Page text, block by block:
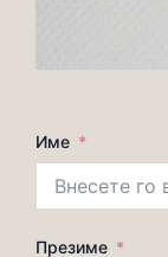
Име
Презиме